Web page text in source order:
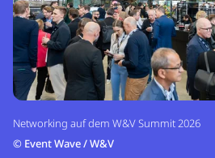
Networking auf dem W&V Summit 2026
© Event Wave / W&V